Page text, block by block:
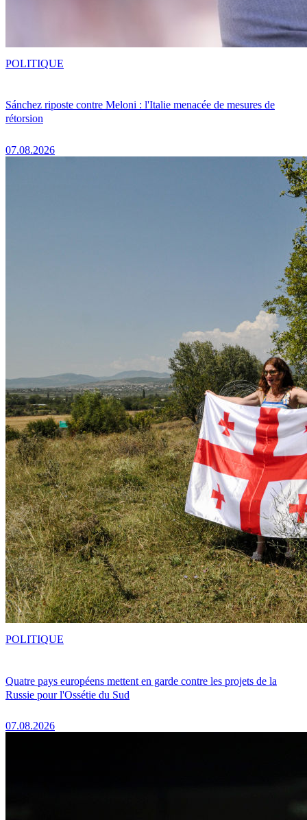
Sánchez riposte contre Meloni : l'Italie menacée de mesures de
rétorsion
07.08.2026
POLITIQUE
Quatre pays européens mettent en garde contre les projets de la
Russie pour l'Ossétie du Sud
07.08.2026
POLITIQUE